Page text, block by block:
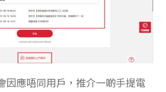
因應唔同用戶，推介一啲手提電